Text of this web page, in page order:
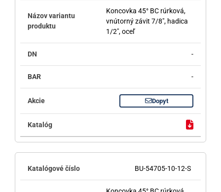
Koncovka 45° BC rúrková,
vnútorný závit 7/8", hadica
1/2", oceľ
-
-
Dopyt
BU-54705-10-12-S